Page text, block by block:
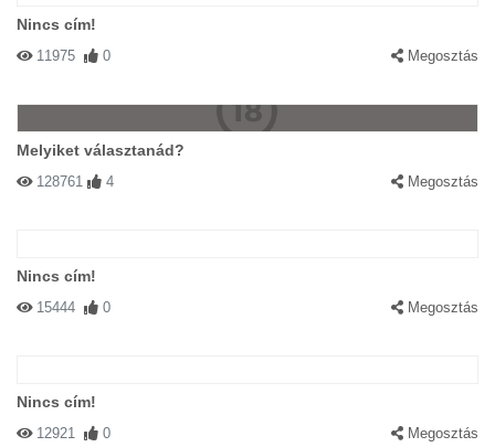
Nincs cím!
11975 0 Megosztás
Melyiket választanád?
128761 4 Megosztás
Nincs cím!
15444 0 Megosztás
Nincs cím!
12921 0 Megosztás